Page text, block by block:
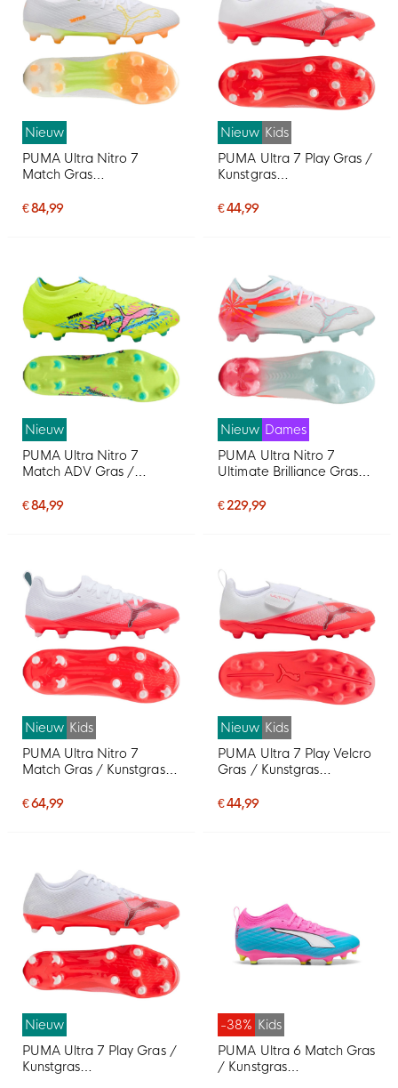
Nieuw
PUMA Ultra Nitro 7
Match Gras
Wit Geel Oranje
€ 84,99
Nieuw Kids
PUMA Ultra 7 Play Gras /
Kunstgras
Kids Wit Felrood Zwart
€ 44,99
Nieuw
PUMA Ultra Nitro 7
Match ADV Gras /
Voetbalschoenen (MG)
€ 84,99
Nieuw Dames
PUMA Ultra Nitro 7
Ultimate Brilliance Gras
Dames Wit Feloranje
€ 229,99
Nieuw Kids
PUMA Ultra Nitro 7
Match Gras / Kunstgras
Kids Wit Felrood Zwart
€ 64,99
Nieuw Kids
PUMA Ultra 7 Play Velcro
Gras / Kunstgras
Kids Wit Felrood Zwart
€ 44,99
Nieuw
PUMA Ultra 7 Play Gras /
Kunstgras
-38% Kids
PUMA Ultra 6 Match Gras
/ Kunstgras